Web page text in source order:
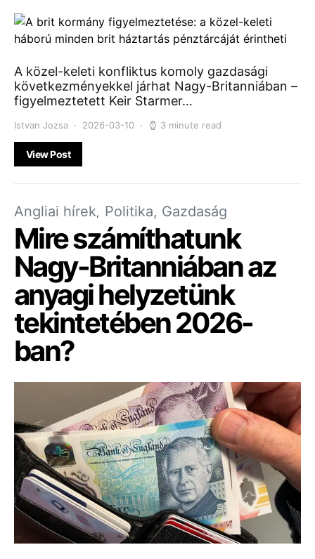
A közel-keleti konfliktus komoly gazdasági
következményekkel járhat Nagy-Britanniában –
figyelmeztetett Keir Starmer…
Istvan Jozsa 2026-03-10 3 minute read
View Post
Angliai hírek Politika, Gazdaság
Mire számíthatunk
Nagy-Britanniában az
anyagi helyzetünk
tekintetében 2026-
ban?